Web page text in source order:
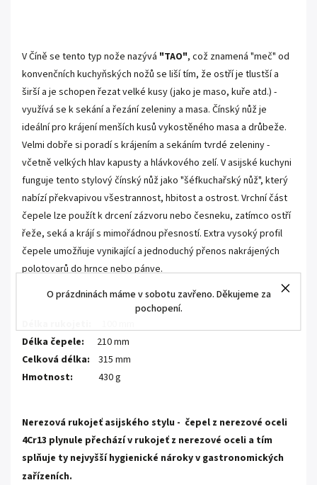
O prázdninách máme v sobotu zavřeno. Děkujeme za
pochopení.
V Číně se tento typ nože nazývá "TAO", což znamená "meč" od
konvenčních kuchyňských nožů se liší tím, že ostří je tlustší a
širší a je schopen řezat velké kusy (jako je maso, kuře atd.) -
využívá se k sekání a řezání zeleniny a masa. Čínský nůž je
ideální pro krájení menších kusů vykostěného masa a drůbeže.
Velmi dobře si poradí s krájením a sekáním tvrdé zeleniny -
včetně velkých hlav kapusty a hlávkového zelí. V asijské kuchyni
funguje tento stylový čínský nůž jako "šéfkuchařský nůž", který
nabízí překvapivou všestrannost, hbitost a ostrost. Vrchní část
čepele lze použít k drcení zázvoru nebo česneku, zatímco ostří
řeže, seká a krájí s mimořádnou přesností. Extra vysoký profil
čepele umožňuje vynikající a jednoduchý přenos nakrájených
polotovarů do hrnce nebo pánve.
Délka čepele:
210 mm
Celková délka: 315 mm
Hmotnost: 430 g
Nerezová rukojeť asijského stylu - čepel z nerezové oceli
4Cr13 plynule přechází v rukojeť z nerezové oceli a tím
splňuje ty nejvyšší hygienické nároky v gastronomických
zařízeních.